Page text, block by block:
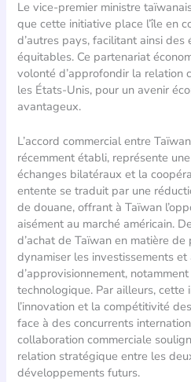
Le vice-premier ministre
que cette initiative place l’île en
d’autres pays, facilitant ainsi
équitables. Ce partenariat
volonté d’approfondir la relation
les États-Unis, pour un avenir
avantageux.
L’accord commercial entre
récemment établi, représente
échanges bilatéraux et la
entente se traduit par une
de douane, offrant à Taïwan
aisément au marché américain.
d’achat de Taïwan en matière
dynamiser les investissements
d’approvisionnement,
technologique. Par ailleurs,
l’innovation et la compétitivité
face à des concurrents
collaboration commerciale
relation stratégique entre les
développements futurs.